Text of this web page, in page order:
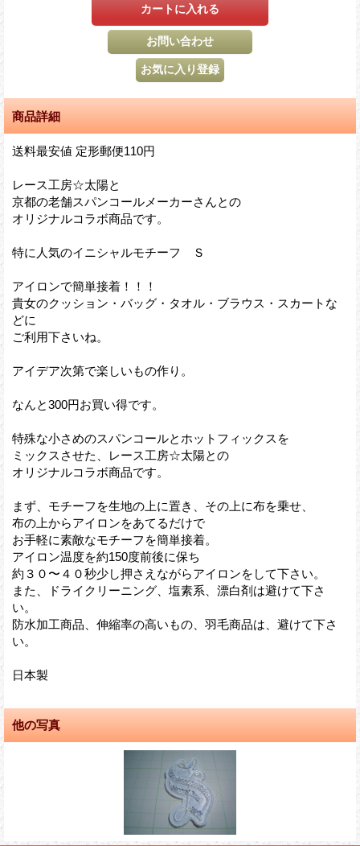
商品詳細
送料最安値 定形郵便110円
レース工房☆太陽と
京都の老舗スパンコールメーカーさんとの
オリジナルコラボ商品です。
特に人気のイニシャルモチーフ Ｓ
アイロンで簡単接着！！！
貴女のクッション・バッグ・タオル・ブラウス・スカートな
どに
ご利用下さいね。
アイデア次第で楽しいもの作り。
なんと300円お買い得です。
特殊な小さめのスパンコールとホットフィックスを
ミックスさせた、レース工房☆太陽との
オリジナルコラボ商品です。
まず、モチーフを生地の上に置き、その上に布を乗せ、
布の上からアイロンをあてるだけで
お手軽に素敵なモチーフを簡単接着。
アイロン温度を約150度前後に保ち
約３０〜４０秒少し押さえながらアイロンをして下さい。
また、ドライクリーニング、塩素系、漂白剤は避けて下さ
い。
防水加工商品、伸縮率の高いもの、羽毛商品は、避けて下さ
い。
日本製
他の写真